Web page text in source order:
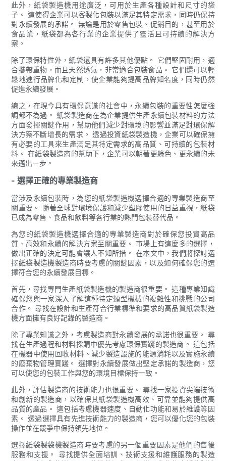
此外，紙袋製造機用途廣泛，可用於生產各種設計和尺寸的袋
子。 這使得企業可以客製化包裝以滿足其特定需求，同時仍保持
對永續發展的承諾。 無論是用於零售包裝、促銷目的，甚至用於
食品業，紙袋都為各行業的企業提供了靈活且可持續的解決方
案。
除了環保特性外，紙袋還具有許多其他優點。 它們堅固耐用，適
合攜帶重物，而且天然透氣，非常適合包裝食品。 它們還可以輕
鬆地進行品牌化和定制，使企業能夠提高品牌知名度，同時仍然
促進永續發展。
總之，在現今具有環保意識的社會中，永續包裝的重要性怎麼強
調都不為過。 紙袋製造商在為企業提供生產永續包裝材料的方法
方面發揮關鍵作用，幫助他們減少對環境的影響並滿足對環保解
決方案不斷增長的需求。 透過投資紙袋製造機，企業可以確保擁
有必要的工具來生產滿足其特定需求的高品質、可持續的包裝材
料。 在紙袋製造商的幫助下，企業可以朝著更綠色、更永續的未
來邁出一步。
- 選擇正確的專業製造商
當涉及永續包裝時，為您的紙袋製造機選擇合適的專業製造商至
關重要。 隨著全球對環境保護和減少塑膠使用的日益重視，紙袋
已成為零售、食品和飲料等各行業的熱門包裝替代品。
為您的紙袋製造機選擇合適的專業製造商對於確保您投資高品
質、高效和永續的解決方案至關重要。 市場上有這麼多的選擇，
做出正確的決定可能會讓人不知所措。 在本文中，我們將探討選
擇紙袋製造機製造商時要考慮的關鍵因素，以及如何確保您的選
擇符合您的永續發展目標。
首先，尋找專門生產紙袋製造機的製造商很重要。 這種專業知識
確保您與一家深入了解這種特定類型機械的複雜性和挑戰的公司
合作。 尋找在設計和生產符合行業標準和要求的高品質紙袋製造
機方面擁有良好記錄的製造商。
除了專業知識之外，考慮製造商對永續發展的承諾也很重要。 尋
找在生產過程和材料採購中優先考慮環保實踐的製造商。 這包括
在機器中使用回收材料、減少製造設施的能源消耗以及實施永續
的廢棄物管理實踐。 選擇對永續發展做出堅定承諾的製造商，您
可以使您的包裝工作與您的環境目標保持一致。
此外，評估製造商的技術能力也很重要。 尋找一家投資尖端技術
和創新的製造商，以確保其紙袋製造機高效、可靠並能夠提供高
品質的產品。 這包括考慮機器速度、自動化功能和易於維護等因
素。 透過選擇具有先進技術能力的製造商，您可以優化您的包裝
操作並在競爭中保持領先地位。
選擇紙袋製袋機製造商時要考慮的另一個重要因素是他們的售後
服務和支援。 尋找提供全面培訓、技術支援和維護服務的製造